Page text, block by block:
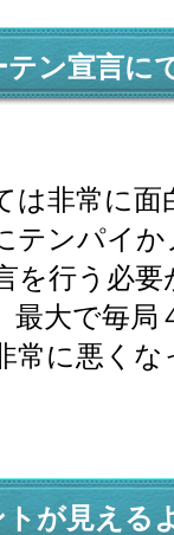
ン宣言に
は非常に
テンパイ
を行う必
最大で毎
常に悪く
が見える